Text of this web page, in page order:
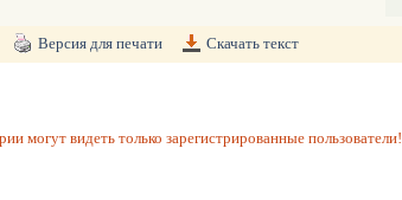
Версия для печати Скачать текст
могут видеть только зарегистрированные пользователи!